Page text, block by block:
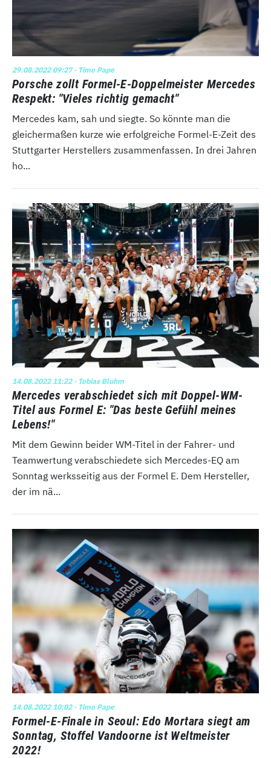
29.08.2022 09:27· Timo Pape
Porsche zollt Formel-E-Doppelmeister Mercedes
Respekt: "Vieles richtig gemacht"
Mercedes kam, sah und siegte. So könnte man die
gleichermaßen kurze wie erfolgreiche Formel-E-Zeit des
Stuttgarter Herstellers zusammenfassen. In drei Jahren
ho...
14.08.2022 11:22· Tobias Bluhm
Mercedes verabschiedet sich mit Doppel-WM-
Titel aus Formel E: "Das beste Gefühl meines
Lebens!"
Mit dem Gewinn beider WM-Titel in der Fahrer- und
Teamwertung verabschiedete sich Mercedes-EQ am
Sonntag werksseitig aus der Formel E. Dem Hersteller,
der im nä...
14.08.2022 10:02· Timo Pape
Formel-E-Finale in Seoul: Edo Mortara siegt am
Sonntag, Stoffel Vandoorne ist Weltmeister
2022!